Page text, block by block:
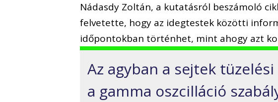
Nádasdy Zoltán, a kutatásról beszámoló
felvetette, hogy az idegtestek közötti
időpontokban történhet, mint ahogy azt
Az agyban a sejtek
a gamma oszcilláció